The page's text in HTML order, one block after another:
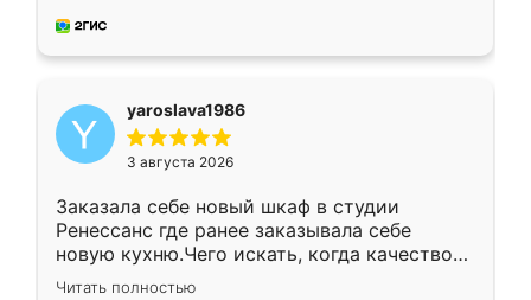
мебель за качественную работу!
yaroslava1986
3 августа 2026
Заказала себе новый шкаф в студии
Ренессанс где ранее заказывала себе
новую кухню.Чего искать, когда качеством
вполне довольна. Служит кухня уже почти
Читать полностью